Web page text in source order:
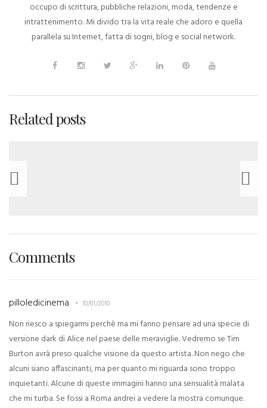
occupo di scrittura, pubbliche relazioni, moda, tendenze e
intrattenimento. Mi divido tra la vita reale che adoro e quella
parallela su Internet, fatta di sogni, blog e social network.
Related posts
Comments
pilloledicinema 10/01/2010
Non riesco a spiegarmi perchè ma mi fanno pensare ad una specie di
versione dark di Alice nel paese delle meraviglie. Vedremo se Tim
Burton avrà preso qualche visione da questo artista. Non nego che
alcuni siano affascinanti, ma per quanto mi riguarda sono troppo
inquietanti. Alcune di queste immagini hanno una sensualità malata
che mi turba. Se fossi a Roma andrei a vedere la mostra comunque.